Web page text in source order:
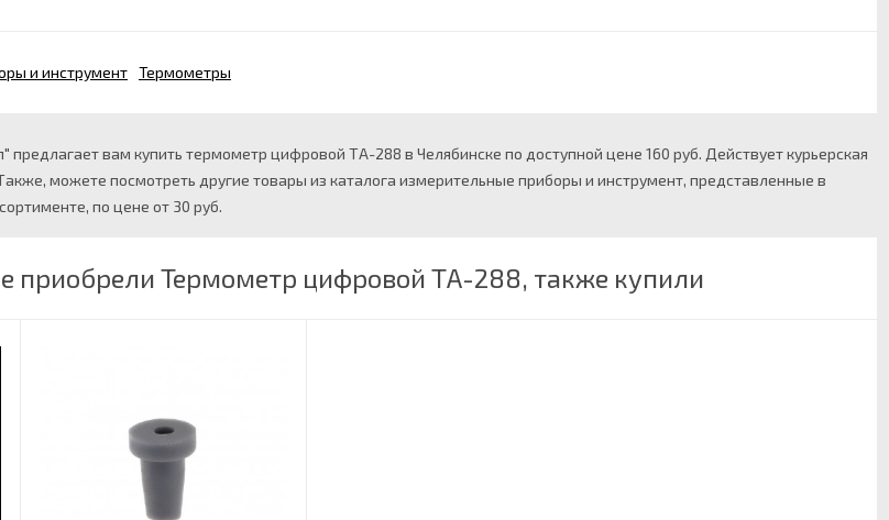
и инструмент Термометры
предлагает вам купить термометр цифровой ТA-288 в Челябинске по доступной цене 160 руб. Действует курьерская
можете посмотреть другие товары из каталога измерительные приборы и инструмент, представленные в
по цене от 30 руб.
приобрели Термометр цифровой ТA-288, также купили